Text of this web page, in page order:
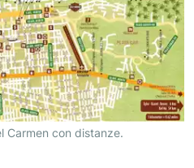
Carmen con distanze.